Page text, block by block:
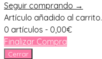
Seguir comprando →
Artículo añadido al carrito.
0 artículos - 0,00€
Finalizar Compra
Cerrar